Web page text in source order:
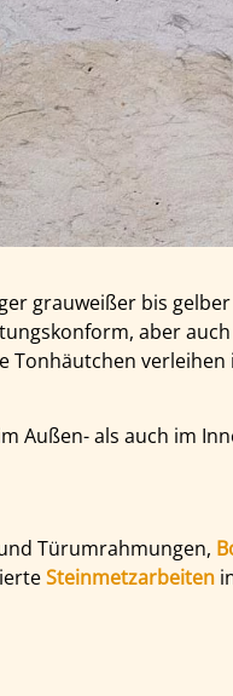
grauweißer bis
aber
Tonhäutchen
Außen- als auch im
Türumrahmungen,
Steinmetzarbeiten